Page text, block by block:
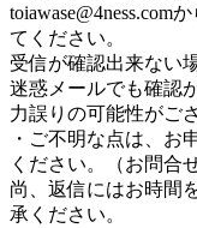
toiawase@4ness.com
てください。
受信が確認出来ない
迷惑メールでも確認
力誤りの可能性がご
・ご不明な点は、お
ください。（お問合せ
尚、返信にはお時間
承ください。